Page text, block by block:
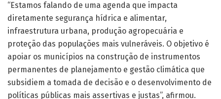
“Estamos falando de uma agenda que impacta
diretamente segurança hídrica e alimentar,
infraestrutura urbana, produção agropecuária e
proteção das populações mais vulneráveis. O objetivo é
apoiar os municípios na construção de instrumentos
permanentes de planejamento e gestão climática que
subsidiem a tomada de decisão e o desenvolvimento de
políticas públicas mais assertivas e justas”, afirmou.